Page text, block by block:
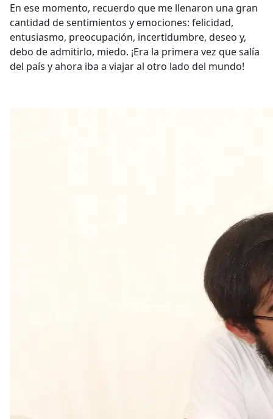
En ese momento, recuerdo que me llenaron una gran
cantidad de sentimientos y emociones: felicidad,
entusiasmo, preocupación, incertidumbre, deseo y,
debo de admitirlo, miedo. ¡Era la primera vez que salía
del país y ahora iba a viajar al otro lado del mundo!